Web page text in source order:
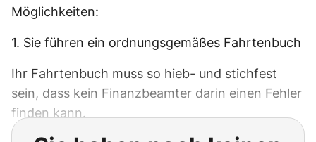
Möglichkeiten:
1. Sie führen ein ordnungsgemäßes Fahrtenbuch
Ihr Fahrtenbuch muss so hieb- und stichfest
sein, dass kein Finanzbeamter darin einen Fehler
finden kann.